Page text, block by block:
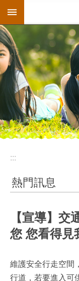
跳到主要內容區塊
:::
熱門訊息
【宣導】
您 您看得見
維護安全行走空間
行道，若要進入可